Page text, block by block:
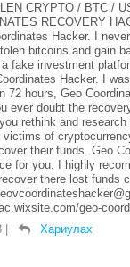
CRYPTO / BTC /
RECOVERY
Hacker. I
bitcoins and gain
fake investment
Hacker. I
72 hours, Geo
ever doubt the
rethink and research
victims of
their funds. Geo
for you. I highly
there lost funds
geo-
Хариулах